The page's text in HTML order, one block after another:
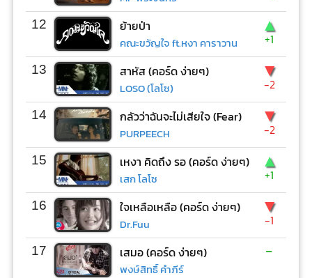
12 ย้ายป่า
คณะขวัญใจ ft.หงา คาราวาน
▲
+1
13 สาหัส (คอร์ด ง่ายๆ)
LOSO (โลโซ)
▼
-2
14 กลัวว่าฉันจะไม่เสียใจ (Fear)
PURPEECH
▼
-2
15 เหงา คิดถึง รอ (คอร์ด ง่ายๆ)
เสก โลโซ
▲
+1
16 ใจเหลือเหลือ (คอร์ด ง่ายๆ)
Dr.Fuu
▼
-1
17 เสมอ (คอร์ด ง่ายๆ)
พงษ์สิทธิ์ คำภีร์
-